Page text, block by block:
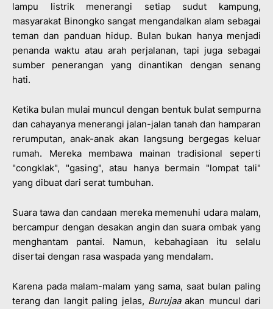
lampu listrik menerangi setiap sudut kampung,
masyarakat Binongko sangat mengandalkan alam sebagai
teman dan panduan hidup. Bulan bukan hanya menjadi
penanda waktu atau arah perjalanan, tapi juga sebagai
sumber penerangan yang dinantikan dengan senang
hati.
Ketika bulan mulai muncul dengan bentuk bulat sempurna
dan cahayanya menerangi jalan-jalan tanah dan hamparan
rerumputan, anak-anak akan langsung bergegas keluar
rumah. Mereka membawa mainan tradisional seperti
"congklak", "gasing", atau hanya bermain "lompat tali"
yang dibuat dari serat tumbuhan.
Suara tawa dan candaan mereka memenuhi udara malam,
bercampur dengan desakan angin dan suara ombak yang
menghantam pantai. Namun, kebahagiaan itu selalu
disertai dengan rasa waspada yang mendalam.
Karena pada malam-malam yang sama, saat bulan paling
terang dan langit paling jelas, Burujaaakan muncul dari